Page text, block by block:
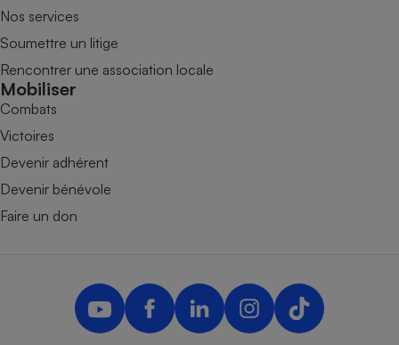
Nos services
Soumettre un litige
Rencontrer une association locale
Mobiliser
Combats
Victoires
Devenir adhérent
Devenir bénévole
Faire un don